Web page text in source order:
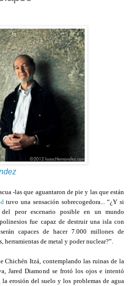
-las que aguantaron de pie y las que están
tuvo una sensación sobrecogedora... “¿Y si
peor escenario posible en un mundo
fue capaz de destruir una isla con
capaces de hacer 7.000 millones de
herramientas de metal y poder nuclear?”.
Chichén Itzá, contemplando las ruinas de la
Jared Diamond se frotó los ojos e intentó
erosión del suelo y los problemas de agua